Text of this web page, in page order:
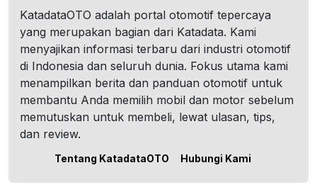
KatadataOTO adalah portal otomotif tepercaya
yang merupakan bagian dari Katadata. Kami
menyajikan informasi terbaru dari industri otomotif
di Indonesia dan seluruh dunia. Fokus utama kami
menampilkan berita dan panduan otomotif untuk
membantu Anda memilih mobil dan motor sebelum
memutuskan untuk membeli, lewat ulasan, tips,
dan review.
Tentang KatadataOTO Hubungi Kami